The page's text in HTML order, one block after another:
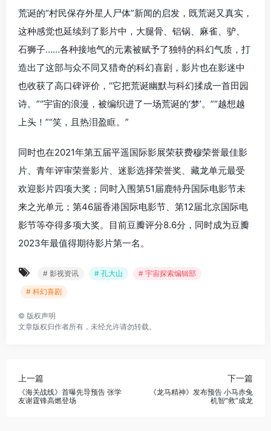
荒诞的“村民保存外星人尸体”新闻的启发，既荒诞又真实，
这种感觉也延续到了影片中，大腿骨、铝锅、麻雀、驴、
石狮子……各种接地气的元素被赋予了独特的科幻气质，打
造出了这部与众不同又猎奇的科幻喜剧，影片也在影迷中
也收获了高口碑评价，“它把荒诞幽默与科幻揉成一首田园
诗。”“宇宙的浪漫，被编织进了一场荒诞的‘梦’。”“越想越
上头！”“笑，且热泪盈眶。”
同时也在2021年第五届平遥国际影展荣获费穆荣誉最佳影
片、青年评审荣誉影片、迷影选择荣誉奖、藏龙单元最受
欢迎影片四项大奖；同时入围第51届鹿特丹国际电影节未
来之光单元；第46届香港国际电影节、第12届北京国际电
影节等夺得多项大奖。目前豆瓣评分8.6分，同时成为豆瓣
2023年最值得期待影片第一名。
# 影视资讯 # 孔大山
# 宇宙探索编辑部
# 科幻喜剧
© 版权声明
文章版权归作者所有，未经允许请勿转载。
上一篇
《海关战线》首曝先导预告 张学
友谢霆锋高燃登场
下一篇
《龙马精神》发布预告 小马赤兔
机智“救”成龙